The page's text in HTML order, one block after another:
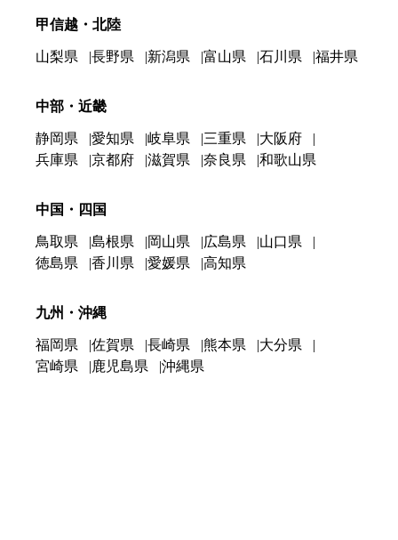
甲信越・北陸
山梨県 長野県 新潟県 富山県 石川県 福井県
中部・近畿
静岡県 愛知県 岐阜県 三重県
大阪府
兵庫県
京都府 滋賀県 奈良県 和歌山県
中国・四国
鳥取県 島根県 岡山県 広島県
山口県
徳島県
香川県 愛媛県 高知県
九州・沖縄
福岡県 佐賀県 長崎県 熊本県
大分県
宮崎県
鹿児島県 沖縄県